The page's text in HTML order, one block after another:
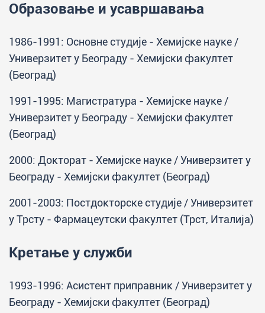
Образовање и усавршавања
1986-1991: Основне студије - Хемијске науке /
Универзитет у Београду - Хемијски факултет
(Београд)
1991-1995: Магистратура - Хемијске науке /
Универзитет у Београду - Хемијски факултет
(Београд)
2000: Докторат - Хемијске науке / Универзитет у
Београду - Хемијски факултет (Београд)
2001-2003: Постдокторске студије / Универзитет
у Трсту - Фармацеутски факултет (Трст, Италија)
Кретање у служби
1993-1996: Асистент приправник / Универзитет у
Београду - Хемијски факултет (Београд)